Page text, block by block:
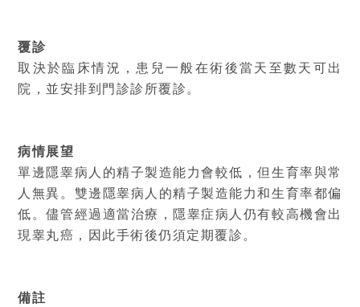
覆診
取決於臨床情況，患兒一般在術後當天至數天可出
院，並安排到門診診所覆診。
病情展望
單邊隱睾病人的精子製造能力會較低，但生育率與常
人無異。雙邊隱睾病人的精子製造能力和生育率都偏
低。儘管經過適當治療，隱睾症病人仍有較高機會出
現睾丸癌，因此手術後仍須定期覆診。
備註